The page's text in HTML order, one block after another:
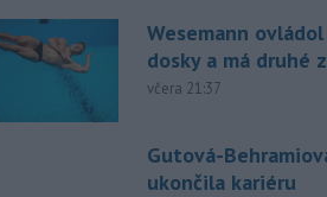
Wesemann
dosky a má druhé
včera 21:37
Gutová-
ukončila kariéru